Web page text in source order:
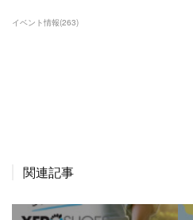
イベント情報(263)
関連記事